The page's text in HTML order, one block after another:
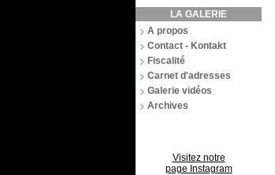
LA GALERIE
A propos
Contact - Kontakt
Fiscalité
Carnet d'adresses
Galerie vidéos
Archives
Visitez notre
page Instagram